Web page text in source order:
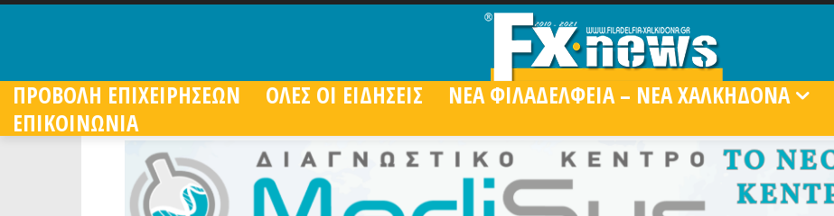
ΠΡΟΒΟΛΗ ΕΠΙΧΕΙΡΗΣΕΩΝ ΟΛΕΣ ΟΙ ΕΙΔΗΣΕΙΣ ΝΕΑ ΦΙΛΑΔΕΛΦΕΙΑ – ΝΕΑ ΧΑΛΚΗΔΟΝΑ
ΕΠΙΚΟΙΝΩΝΙΑ